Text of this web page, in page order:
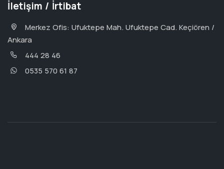
İletişim / İrtibat
Merkez Ofis: Ufuktepe Mah. Ufuktepe Cad. Keçiören /
Ankara
444 28 46
0535 570 61 87